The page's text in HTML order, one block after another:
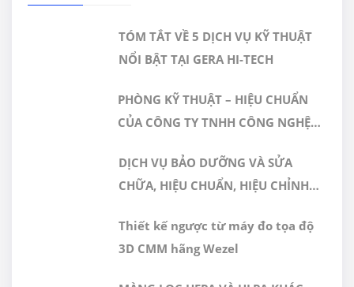
TÓM TẮT VỀ 5 DỊCH VỤ KỸ THUẬT
NỔI BẬT TẠI GERA HI-TECH
PHÒNG KỸ THUẬT – HIỆU CHUẨN
CỦA CÔNG TY TNHH CÔNG NGHỆ
NHẬN ĐÁP ỨNG TIÊU CHUẨN
ISO/IEC 17025:2017
DỊCH VỤ BẢO DƯỠNG VÀ SỬA
CHỮA, HIỆU CHUẨN, HIỆU CHỈNH
Thiết kế ngược từ máy đo tọa độ
3D CMM hãng Wezel